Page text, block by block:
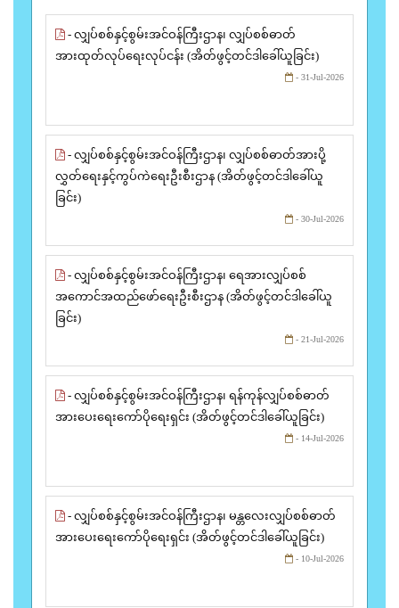
- လျှပ်စစ်နှင့်စွမ်းအင်ဝန်ကြီးဌာန၊ လျှပ်စစ်ဓာတ်
အားထုတ်လုပ်ရေးလုပ်ငန်း (အိတ်ဖွင့်တင်ဒါခေါ်ယူခြင်း)
- 31-Jul-2026
- လျှပ်စစ်နှင့်စွမ်းအင်ဝန်ကြီးဌာန၊ လျှပ်စစ်ဓာတ်အားပို့
လွှတ်ရေးနှင့်ကွပ်ကဲရေးဦးစီးဌာန (အိတ်ဖွင့်တင်ဒါခေါ်ယူ
ခြင်း)
- 30-Jul-2026
- လျှပ်စစ်နှင့်စွမ်းအင်ဝန်ကြီးဌာန၊ ရေအားလျှပ်စစ်
အကောင်အထည်ဖော်ရေးဦးစီးဌာန (အိတ်ဖွင့်တင်ဒါခေါ်ယူ
ခြင်း)
- 21-Jul-2026
- လျှပ်စစ်နှင့်စွမ်းအင်ဝန်ကြီးဌာန၊ ရန်ကုန်လျှပ်စစ်ဓာတ်
အားပေးရေးကော်ပိုရေးရှင်း (အိတ်ဖွင့်တင်ဒါခေါ်ယူခြင်း)
- 14-Jul-2026
- လျှပ်စစ်နှင့်စွမ်းအင်ဝန်ကြီးဌာန၊ မန္တလေးလျှပ်စစ်ဓာတ်
အားပေးရေးကော်ပိုရေးရှင်း (အိတ်ဖွင့်တင်ဒါခေါ်ယူခြင်း)
- 10-Jul-2026